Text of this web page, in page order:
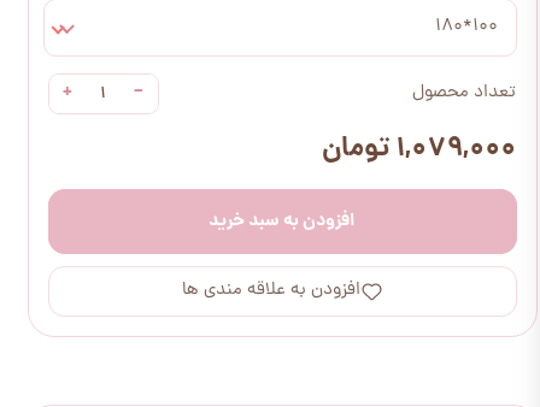
100*180
تعداد محصول −
+
۱,۰۷۹,۰۰۰ تومان
افزودن به سبد خرید
افزودن به علاقه مندی ها